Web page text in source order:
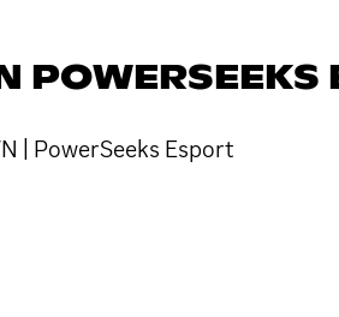
POWERSEEKS
| PowerSeeks Esport